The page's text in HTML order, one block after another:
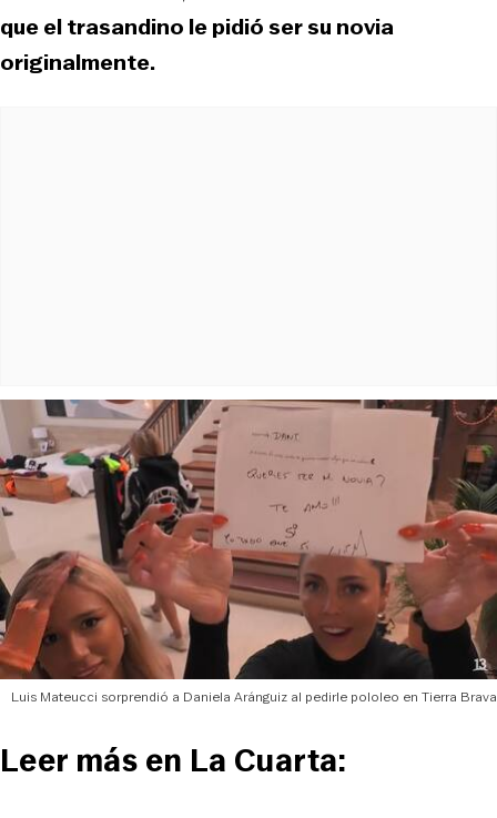
que el trasandino le pidió ser su novia
originalmente.
Luis Mateucci sorprendió a Daniela Aránguiz al pedirle pololeo en Tierra Brava
Leer más en La Cuarta: